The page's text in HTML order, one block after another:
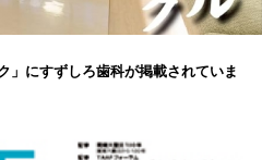
」にすずしろ歯科が掲載されていま